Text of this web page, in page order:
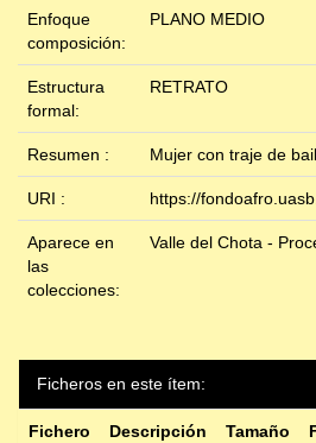
Enfoque
composición:
PLANO MEDIO
Estructura
formal:
RETRATO
Resumen : Mujer con traje de
URI : https://
Aparece en
las
colecciones:
Valle del Chota -
Ficheros en este ítem:
Fichero Descripción Tamaño